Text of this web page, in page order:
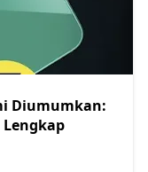
Diumumkan: